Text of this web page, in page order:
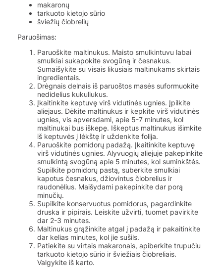
makaronų
tarkuoto kietojo sūrio
šviežių čiobrelių
Paruošimas:
Paruoškite maltinukus. Maisto smulkintuvu labai
smulkiai sukapokite svogūną ir česnakus.
Sumaišykite su visais likusiais maltinukams skirtais
ingredientais.
Drėgnais delnais iš paruoštos masės suformuokite
nedidelius kukuliukus.
Įkaitinkite keptuvę virš vidutinės ugnies. Įpilkite
aliejaus. Dėkite maltinukus ir kepkite virš vidutinės
ugnies, vis apversdami, apie 5-7 minutes, kol
maltinukai bus iškepę. Iškeptus maltinukus išimkite
iš keptuvės į lėkštę ir uždenkite folija.
Paruoškite pomidorų padažą. Įkaitinkite keptuvę
virš vidutinės ugnies. Alyvuogių aliejuje pakepinkite
smulkintą svogūną apie 5 minutes, kol suminkštės.
Supilkite pomidorų pastą, suberkite smulkiai
kapotus česnakus, džiovintus čiobrelius ir
raudonėlius. Maišydami pakepinkite dar porą
minučių.
Supilkite konservuotus pomidorus, pagardinkite
druska ir pipirais. Leiskite užvirti, tuomet pavirkite
dar 2-3 minutes.
Maltinukus grąžinkite atgal į padažą ir pakaitinkite
dar kelias minutes, kol jie sušils.
Patiekite su virtais makaronais, apiberkite trupučiu
tarkuoto kietojo sūrio ir šviežiais čiobreliais.
Valgykite iš karto.